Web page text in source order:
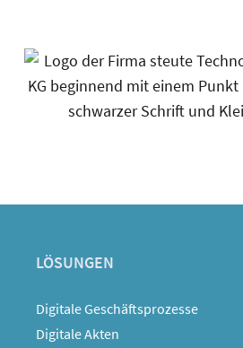
LÖSUNGEN
Digitale Geschäftsprozesse
Digitale Akten